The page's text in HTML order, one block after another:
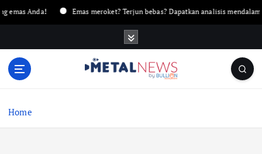
Anda! Emas meroket? Terjun bebas? Dapatkan analisis mendalam
Home